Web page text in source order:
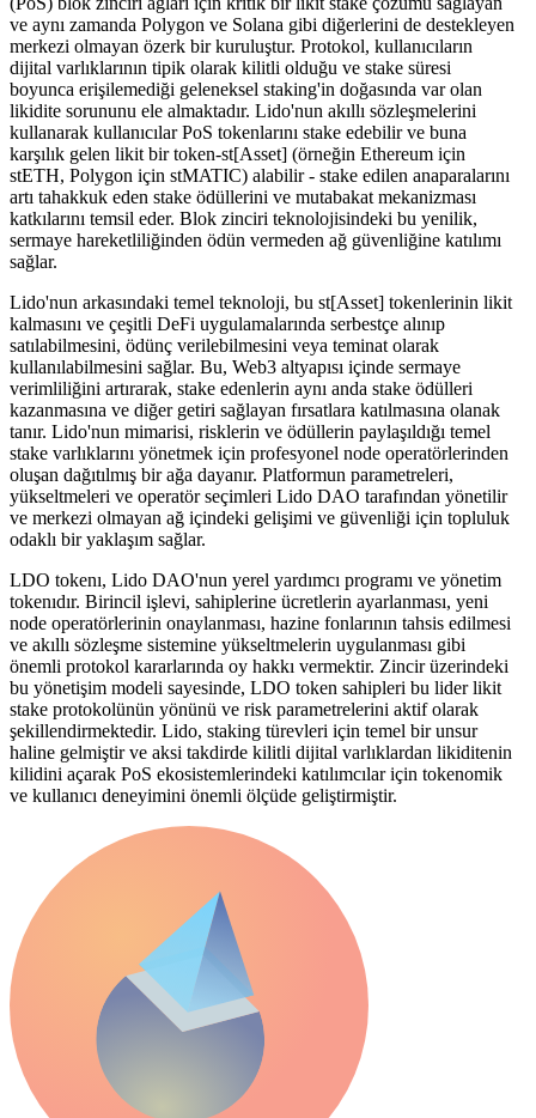
ve aynı zamanda Polygon ve Solana gibi diğerlerini de destekleyen
merkezi olmayan özerk bir kuruluştur. Protokol, kullanıcıların
dijital varlıklarının tipik olarak kilitli olduğu ve stake süresi
boyunca erişilemediği geleneksel staking'in doğasında var olan
likidite sorununu ele almaktadır. Lido'nun akıllı sözleşmelerini
kullanarak kullanıcılar PoS tokenlarını stake edebilir ve buna
karşılık gelen likit bir token-st[Asset] (örneğin Ethereum için
stETH, Polygon için stMATIC) alabilir - stake edilen anaparalarını
artı tahakkuk eden stake ödüllerini ve mutabakat mekanizması
katkılarını temsil eder. Blok zinciri teknolojisindeki bu yenilik,
sermaye hareketliliğinden ödün vermeden ağ güvenliğine katılımı
sağlar.
Lido'nun arkasındaki temel teknoloji, bu st[Asset] tokenlerinin likit
kalmasını ve çeşitli DeFi uygulamalarında serbestçe alınıp
satılabilmesini, ödünç verilebilmesini veya teminat olarak
kullanılabilmesini sağlar. Bu, Web3 altyapısı içinde sermaye
verimliliğini artırarak, stake edenlerin aynı anda stake ödülleri
kazanmasına ve diğer getiri sağlayan fırsatlara katılmasına olanak
tanır. Lido'nun mimarisi, risklerin ve ödüllerin paylaşıldığı temel
stake varlıklarını yönetmek için profesyonel node operatörlerinden
oluşan dağıtılmış bir ağa dayanır. Platformun parametreleri,
yükseltmeleri ve operatör seçimleri Lido DAO tarafından yönetilir
ve merkezi olmayan ağ içindeki gelişimi ve güvenliği için topluluk
odaklı bir yaklaşım sağlar.
LDO tokenı, Lido DAO'nun yerel yardımcı programı ve yönetim
tokenıdır. Birincil işlevi, sahiplerine ücretlerin ayarlanması, yeni
node operatörlerinin onaylanması, hazine fonlarının tahsis edilmesi
ve akıllı sözleşme sistemine yükseltmelerin uygulanması gibi
önemli protokol kararlarında oy hakkı vermektir. Zincir üzerindeki
bu yönetişim modeli sayesinde, LDO token sahipleri bu lider likit
stake protokolünün yönünü ve risk parametrelerini aktif olarak
şekillendirmektedir. Lido, staking türevleri için temel bir unsur
haline gelmiştir ve aksi takdirde kilitli dijital varlıklardan likiditenin
kilidini açarak PoS ekosistemlerindeki katılımcılar için tokenomik
ve kullanıcı deneyimini önemli ölçüde geliştirmiştir.